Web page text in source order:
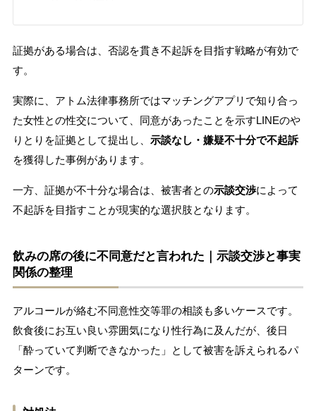
証拠がある場合は、否認を貫き不起訴を目指す戦略が有効で
す。
実際に、アトム法律事務所ではマッチングアプリで知り合っ
た女性との性交について、同意があったことを示すLINEのや
りとりを証拠として提出し、 示談なし・嫌疑不十分で不起訴
を獲得した事例があります。
一方、証拠が不十分な場合は、被害者との示談交渉によって
不起訴を目指すことが現実的な選択肢となります。
飲みの席の後に不同意だと言われた｜示談交渉と事実
関係の整理
アルコールが絡む不同意性交等罪の相談も多いケースです。
飲食後にお互い良い雰囲気になり性行為に及んだが、後日
「酔っていて判断できなかった」として被害を訴えられるパ
ターンです。